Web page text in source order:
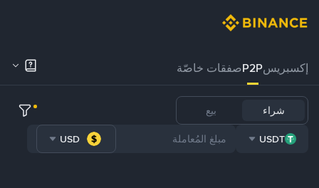
إكسبريسP2Pصفقات خاصّة
شراء بيع
USDT
USD